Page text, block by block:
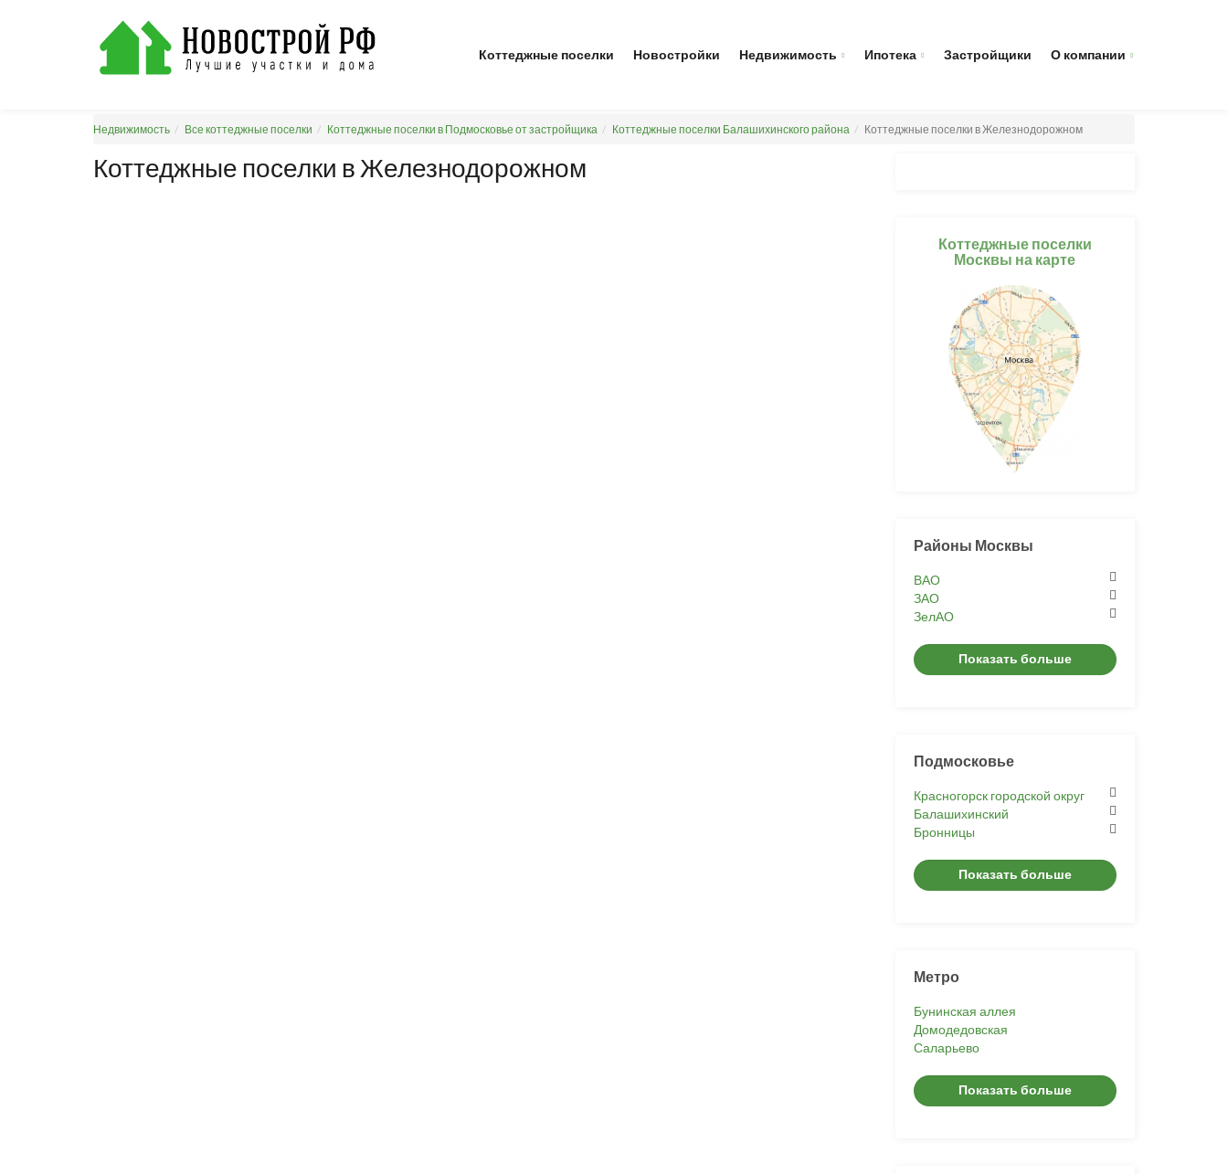
Коттеджные поселки Новостройки Недвижимость Ипотека Застройщики О компании
Недвижимость Все коттеджные поселки Коттеджные поселки в Подмосковье от застройщика Коттеджные поселки Балашихинского района Коттеджные поселки в Железнодорожном
Коттеджные поселки в Железнодорожном
Коттеджные поселки
Москвы на карте
Районы Москвы
ВАО
ЗАО
ЗелАО
Показать больше
Подмосковье
Красногорск городской округ
Балашихинский
Бронницы
Показать больше
Метро
Бунинская аллея
Домодедовская
Саларьево
Показать больше